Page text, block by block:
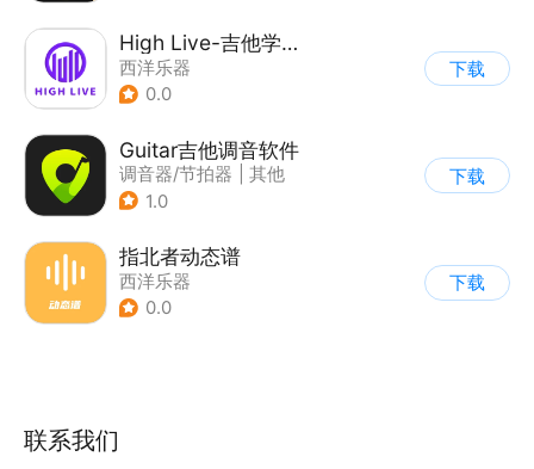
High Live-吉他学习超有趣
西洋乐器
0.0
下载
Guitar吉他调音软件
调音器/节拍器
其他
1.0
下载
指北者动态谱
西洋乐器
0.0
下载
联系我们